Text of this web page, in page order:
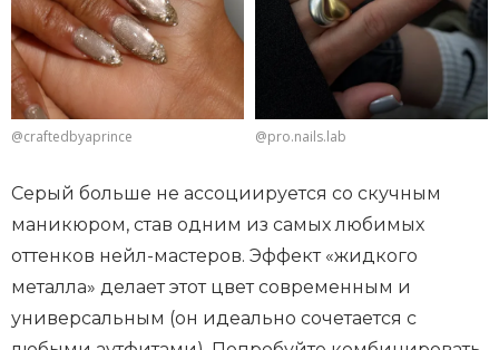
@craftedbyaprince @pro.nails.lab
Серый больше не ассоциируется со скучным
маникюром, став одним из самых любимых
оттенков нейл-мастеров. Эффект «жидкого
металла» делает этот цвет современным и
универсальным (он идеально сочетается с